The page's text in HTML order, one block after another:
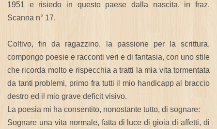
1951 e risiedo in questo paese dalla nascita, in fraz.
Scanna n° 17.
Coltivo, fin da ragazzino, la passione per la scrittura,
compongo poesie e racconti veri e di fantasia, con uno stile
che ricorda molto e rispecchia a tratti la mia vita tormentata
da tanti problemi, primo fra tutti il mio handicapp al braccio
destro ed il mio grave deficit visivo.
La poesia mi ha consentito, nonostante tutto, di sognare:
Sognare una vita normale, fatta di luce di gioia di affetti, di